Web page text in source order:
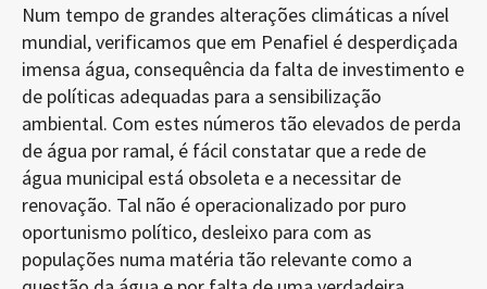
Num tempo de grandes alterações climáticas a nível
mundial, verificamos que em Penafiel é desperdiçada
imensa água, consequência da falta de investimento e
de políticas adequadas para a sensibilização
ambiental. Com estes números tão elevados de perda
de água por ramal, é fácil constatar que a rede de
água municipal está obsoleta e a necessitar de
renovação. Tal não é operacionalizado por puro
oportunismo político, desleixo para com as
populações numa matéria tão relevante como a